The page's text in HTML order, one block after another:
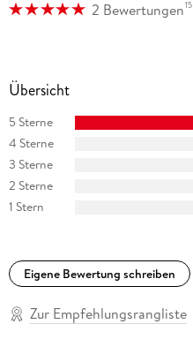
2 Bewertungen15
Übersicht
5 Sterne
4 Sterne
3 Sterne
2 Sterne
1 Stern
Eigene Bewertung schreiben
Zur Empfehlungsrangliste